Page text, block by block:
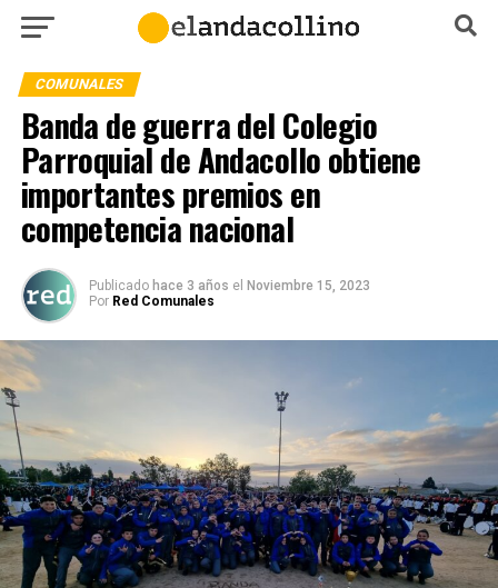
COMUNALES
Banda de guerra del Colegio
Parroquial de Andacollo obtiene
importantes premios en
competencia nacional
Publicado hace 3 años el Noviembre 15, 2023
Por Red Comunales